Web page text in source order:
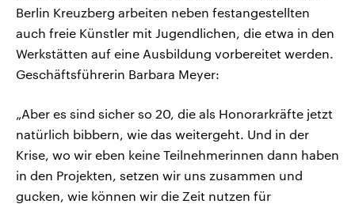
Berlin Kreuzberg arbeiten neben festangestellten
auch freie Künstler mit Jugendlichen, die etwa in den
Werkstätten auf eine Ausbildung vorbereitet werden.
Geschäftsführerin Barbara Meyer:
„Aber es sind sicher so 20, die als Honorarkräfte jetzt
natürlich bibbern, wie das weitergeht. Und in der
Krise, wo wir eben keine Teilnehmerinnen dann haben
in den Projekten, setzen wir uns zusammen und
gucken, wie können wir die Zeit nutzen für